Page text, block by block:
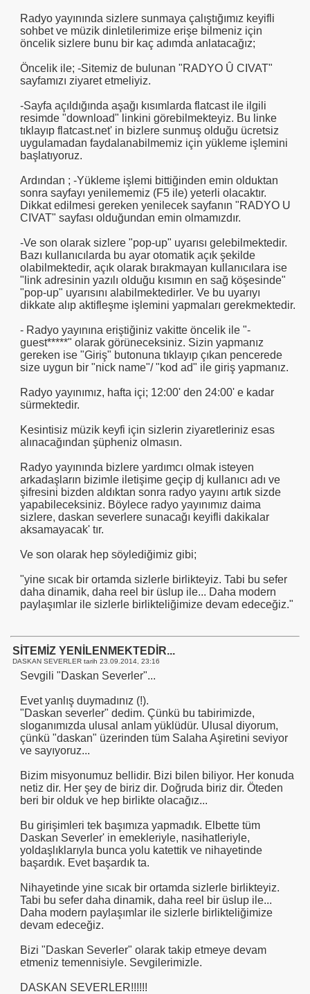
Radyo yayınında sizlere sunmaya çalıştığımız keyifli
sohbet ve müzik dinletilerimize erişe bilmeniz için
öncelik sizlere bunu bir kaç adımda anlatacağız;
Öncelik ile; -Sitemiz de bulunan "RADYO Û CIVAT"
sayfamızı ziyaret etmeliyiz.
-Sayfa açıldığında aşağı kısımlarda flatcast ile ilgili
resimde "download" linkini görebilmekteyiz. Bu linke
tıklayıp flatcast.net' in bizlere sunmuş olduğu ücretsiz
uygulamadan faydalanabilmemiz için yükleme işlemini
başlatıyoruz.
Ardından ; -Yükleme işlemi bittiğinden emin olduktan
sonra sayfayı yenilememiz (F5 ile) yeterli olacaktır.
Dikkat edilmesi gereken yenilecek sayfanın "RADYO U
CIVAT" sayfası olduğundan emin olmamızdır.
-Ve son olarak sizlere "pop-up" uyarısı gelebilmektedir.
Bazı kullanıcılarda bu ayar otomatik açık şekilde
olabilmektedir, açık olarak bırakmayan kullanıcılara ise
"link adresinin yazılı olduğu kısımın en sağ köşesinde"
"pop-up" uyarısını alabilmektedirler. Ve bu uyarıyı
dikkate alıp aktifleşme işlemini yapmaları gerekmektedir.
- Radyo yayınına eriştiğiniz vakitte öncelik ile "-
guest*****" olarak görüneceksiniz. Sizin yapmanız
gereken ise "Giriş" butonuna tıklayıp çıkan pencerede
size uygun bir "nick name"/ "kod ad" ile giriş yapmanız.
Radyo yayınımız, hafta içi; 12:00' den 24:00' e kadar
sürmektedir.
Kesintisiz müzik keyfi için sizlerin ziyaretleriniz esas
alınacağından şüpheniz olmasın.
Radyo yayınında bizlere yardımcı olmak isteyen
arkadaşların bizimle iletişime geçip dj kullanıcı adı ve
şifresini bizden aldıktan sonra radyo yayını artık sizde
yapabileceksiniz. Böylece radyo yayınımız daima
sizlere, daskan severlere sunacağı keyifli dakikalar
aksamayacak' tır.
Ve son olarak hep söylediğimiz gibi;
"yine sıcak bir ortamda sizlerle birlikteyiz. Tabi bu sefer
daha dinamik, daha reel bir üslup ile... Daha modern
paylaşımlar ile sizlerle birlikteliğimize devam edeceğiz."
SİTEMİZ YENİLENMEKTEDİR...
DASKAN SEVERLER tarih 23.09.2014, 23:16
Sevgili "Daskan Severler"...
Evet yanlış duymadınız (!).
"Daskan severler" dedim. Çünkü bu tabirimizde,
sloganımızda ulusal anlam yüklüdür. Ulusal diyorum,
çünkü "daskan" üzerinden tüm Salaha Aşiretini seviyor
ve sayıyoruz...
Bizim misyonumuz bellidir. Bizi bilen biliyor. Her konuda
netiz dir. Her şey de biriz dir. Doğruda biriz dir. Öteden
beri bir olduk ve hep birlikte olacağız...
Bu girişimleri tek başımıza yapmadık. Elbette tüm
Daskan Severler' in emekleriyle, nasihatleriyle,
yoldaşlıklarıyla bunca yolu katettik ve nihayetinde
başardık. Evet başardık ta.
Nihayetinde yine sıcak bir ortamda sizlerle birlikteyiz.
Tabi bu sefer daha dinamik, daha reel bir üslup ile...
Daha modern paylaşımlar ile sizlerle birlikteliğimize
devam edeceğiz.
Bizi "Daskan Severler" olarak takip etmeye devam
etmeniz temennisiyle. Sevgilerimizle.
DASKAN SEVERLER!!!!!!